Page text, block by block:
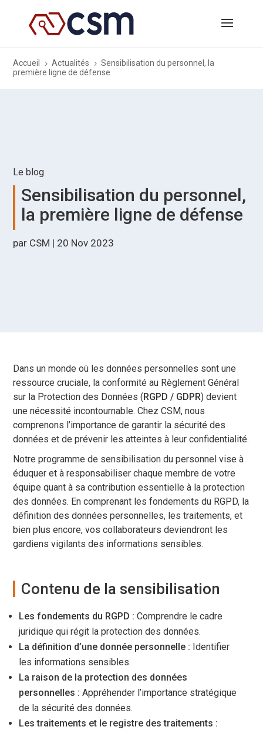
Accueil 5 Actualités 5 Sensibilisation du personnel, la
première ligne de défense
Le blog
Sensibilisation du personnel,
la première ligne de défense
par CSM | 20 Nov 2023
Dans un monde où les données personnelles sont une
ressource cruciale, la conformité au Règlement Général
sur la Protection des Données ( RGPD / GDPR) devient
une nécessité incontournable. Chez CSM, nous
comprenons l’importance de garantir la sécurité des
données et de prévenir les atteintes à leur confidentialité.
Notre programme de sensibilisation du personnel vise à
éduquer et à responsabiliser chaque membre de votre
équipe quant à sa contribution essentielle à la protection
des données. En comprenant les fondements du RGPD, la
définition des données personnelles, les traitements, et
bien plus encore, vos collaborateurs deviendront les
gardiens vigilants des informations sensibles.
Contenu de la sensibilisation
Les fondements du RGPD : Comprendre le cadre
juridique qui régit la protection des données.
La définition d’une donnée personnelle : Identifier
les informations sensibles.
La raison de la protection des données
personnelles : Appréhender l’importance stratégique
de la sécurité des données.
Les traitements et le registre des traitements :